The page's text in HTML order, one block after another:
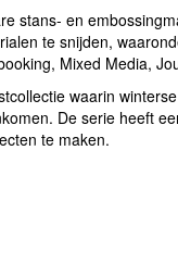
stans- en
te snijden,
Mixed Media,
waarin
De serie heeft
te maken.